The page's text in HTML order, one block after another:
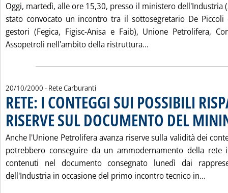
Oggi, martedì, alle ore 15,30, presso il ministero dell'Industria
stato convocato un incontro tra il sottosegretario De
gestori (Fegica, Figisc-Anisa e Faib), Unione Petrolifera,
Assopetroli nell'ambito della ristruttura...
20/10/2000 - Rete Carburanti
RETE: I CONTEGGI SUI POSSIBILI
RISERVE SUL DOCUMENTO DEL
Anche l'Unione Petrolifera avanza riserve sulla validità dei
potrebbero conseguire da un ammodernamento della rete
contenuti nel documento consegnato lunedì dai
dell'Industria in occasione del primo incontro tecnico in...